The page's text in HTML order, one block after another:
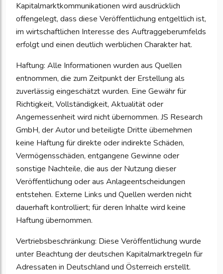
Kapitalmarktkommunikationen wird ausdrücklich
offengelegt, dass diese Veröffentlichung entgeltlich ist,
im wirtschaftlichen Interesse des Auftraggeberumfelds
erfolgt und einen deutlich werblichen Charakter hat.
Haftung: Alle Informationen wurden aus Quellen
entnommen, die zum Zeitpunkt der Erstellung als
zuverlässig eingeschätzt wurden. Eine Gewähr für
Richtigkeit, Vollständigkeit, Aktualität oder
Angemessenheit wird nicht übernommen. JS Research
GmbH, der Autor und beteiligte Dritte übernehmen
keine Haftung für direkte oder indirekte Schäden,
Vermögensschäden, entgangene Gewinne oder
sonstige Nachteile, die aus der Nutzung dieser
Veröffentlichung oder aus Anlageentscheidungen
entstehen. Externe Links und Quellen werden nicht
dauerhaft kontrolliert; für deren Inhalte wird keine
Haftung übernommen.
Vertriebsbeschränkung: Diese Veröffentlichung wurde
unter Beachtung der deutschen Kapitalmarktregeln für
Adressaten in Deutschland und Österreich erstellt.